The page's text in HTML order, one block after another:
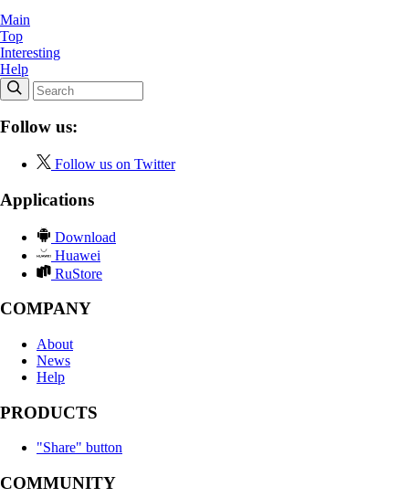
Main
Top
Interesting
Help
Follow us:
Follow us on Twitter
Applications
Download
Huawei
RuStore
COMPANY
About
News
Help
PRODUCTS
"Share" button
COMMUNITY